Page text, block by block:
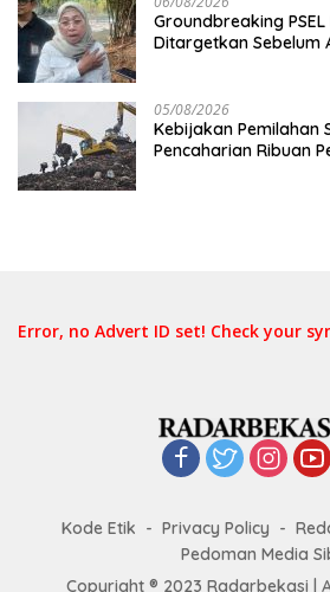
Groundbreaking
Ditargetkan Sebelum
05/08/2026
Kebijakan Pemilahan
Pencaharian Ribuan
Error, no Advert ID set! Check your
Kode Etik Privacy Policy
Pedoman Media
Copyright ® 2023 Radarbekasi |